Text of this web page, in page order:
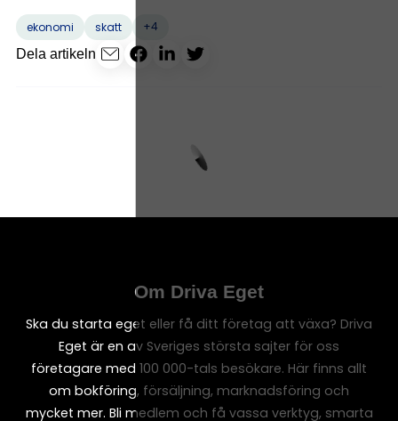
ekonomi skatt
+4
Dela artikeln
Om Driva Eget
Ska du starta eget eller få ditt företag att växa? Driva
Eget är en av Sveriges största sajter för oss
företagare med 100 000-tals besökare. Här finns allt
om bokföring, försäljning, marknadsföring och
mycket mer. Bli medlem och få vassa verktyg, smarta